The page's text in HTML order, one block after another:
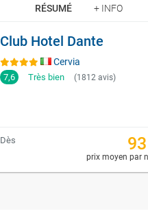
RÉSUMÉ + INFO
Club Hotel Dante
Cervia
7,6 Très bien (1812 avis)
Dès 93
prix moyen par